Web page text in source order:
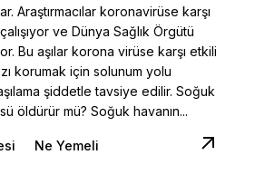
Araştırmacılar koronavirüse karşı
ve Dünya Sağlık Örgütü
Bu aşılar korona virüse karşı etkili
korumak için solunum yolu
şiddetle tavsiye edilir. Soğuk
öldürür mü? Soğuk havanın...
Ne Yemeli